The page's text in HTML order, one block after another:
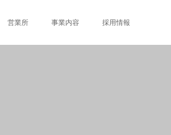
営業所 事業内容 採用情報